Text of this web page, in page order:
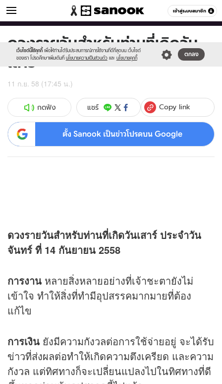
เข้าสู่ระบบสมาชิก
ดูดวง หมวดอื่นๆ
เว็บไซต์นี้ใช้คุกกี้ เพื่อให้ท่านได้รับประสบการณ์การใช้งานที่ดีที่สุดบน เว็บไซต์
ของเรา โปรดศึกษาเพิ่มเติมที่ นโยบายความเป็นส่วนตัว และ นโยบายคุกกี้
ตกลง
Sanook
//s.isanook.com/sr/0/images/logo-
new-
sanook.png
600
60
ดวงรายวันสำหรับท่านที่เกิดวัน
เสาร์
11 ก.ย. 58 (17:45 น.)
กดฟัง แชร์ Copy link
ตั้ง Sanook เป็นข่าวโปรดบน Google
ดวงรายวันสำหรับท่านที่เกิดวันเสาร์ ประจำวัน
จันทร์ ที่ 14 กันยายน 2558
การงาน หลายสิ่งหลายอย่างที่เจ้าชะตายังไม่
เข้าใจ ทำให้สิ่งที่ทำมีอุปสรรคมากมายที่ต้อง
แก้ไข
การเงิน ยังมีความกังวลต่อการใช้จ่ายอยู่ จะได้รับ
ข่าวที่ส่งผลต่อทำให้เกิดความตึงเครียด และความ
กังวล แต่ทิศทางก็จะเปลี่ยนแปลงไปในทิศทางที่ดี